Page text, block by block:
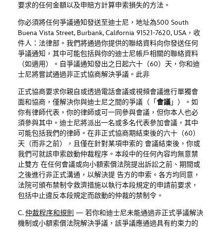
要求的任何金額以及申賠方計算申索損失的方法。
你必須將任何爭議通知發送至迪士尼，地址為500 South
Buena Vista Street, Burbank, California 91521-7620, USA，收
件人：法律部。我們將通過你提供的聯絡資料向你發送任何
爭議通知，其中可能包括與你的迪士尼帳戶相關的聯絡資料
（如適用）。自爭議通知發出之日起六十（60）天，你和迪
士尼將嘗試通過非正式協商解決爭議。此非
正式協商要求你親自或透過電話會議或視頻會議進行單獨會
面和協商，僅解決你與迪士尼之間的爭議（「會議」）。如
你有律師代表，你的律師或可一同參與會議，但你本人也必
須參與其中。迪士尼將派出一名或多名代表參加會議，其中
可能包括我們的律師。在非正式協商期結束後的六十（60）
天（而非之前），且僅在針對某項申索的 會議結束後，你或
我們可就該申索啟動仲裁程序。本段中的任何內容均無意禁
止雙方 在任何會議或向小額索償法院提出訴訟之前、期間或
之後進行非正式溝通，以解決提 告方的申索。各方均同意，
法院可頒布禁制令救濟措施以執行本段規定的申請前要求，
包括中止違反本段規定而啟動的仲裁的禁制令。
C.仲裁程序和規則 — 若你和迪士尼未能通過非正式爭議解決
機制或小額索償法院解決爭議，該爭議應通過具有約束力的